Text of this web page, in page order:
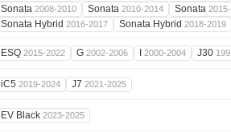
Sonata 2008-2010 Sonata 2010-2014 Sonata
Sonata Hybrid 2016-2017 Sonata Hybrid 2018-2019
ESQ 2015-2022 G 2002-2006 2000-2004 J30
iC5 2019-2024 J7 2021-2025
EV Black 2023-2025